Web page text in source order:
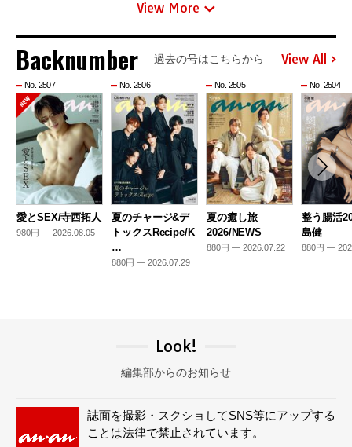
View More
Backnumber 過去の号はこちらから View All
No. 2507
愛とSEX/寺西拓人
980円 — 2026.08.05
No. 2506
夏のチャージ&デ
トックスRecipe/K
…
880円 — 2026.07.29
No. 2505
夏の癒し旅
2026/NEWS
880円 — 2026.07.22
No. 2504
整う腸活
島健
880円 —
Look!
編集部からのお知らせ
誌面を撮影・スクショしてSNS等にアップする
ことは法律で禁止されています。